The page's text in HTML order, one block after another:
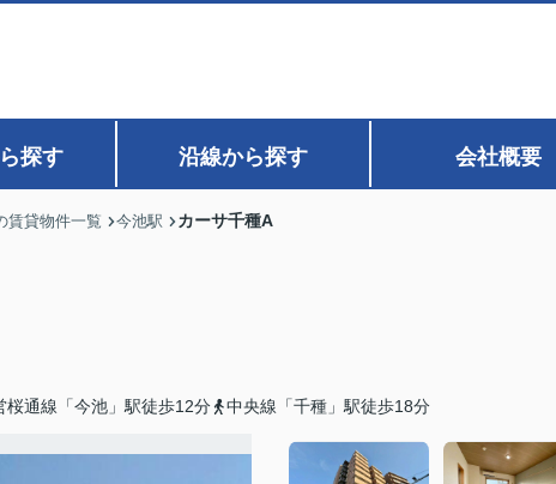
探す 沿線から探す 会社概要
賃貸物件一覧 今池駅 カーサ千種A
桜通線「今池」駅徒歩12分 中央線「千種」駅徒歩18分